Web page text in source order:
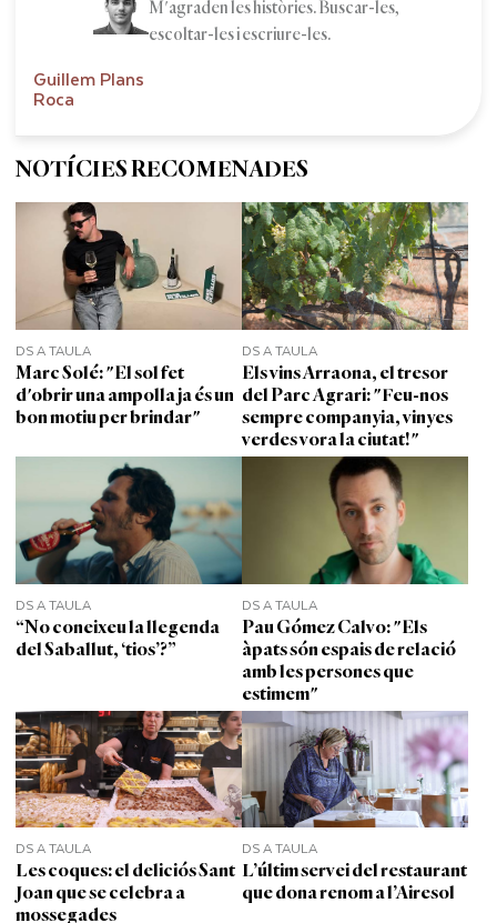
Guillem Plans
Roca
M'agraden les històries. Buscar-les,
escoltar-les i escriure-les.
NOTÍCIES RECOMENADES
DS A TAULA
Marc Solé: "El sol fet
d'obrir una ampolla ja és un
bon motiu per brindar"
DS A TAULA
Els vins Arraona, el tresor
del Parc Agrari: "Feu-nos
sempre companyia, vinyes
verdes vora la ciutat!"
DS A TAULA
“No coneixeu la llegenda
del Saballut, ‘tios’?”
DS A TAULA
Pau Gómez Calvo: "Els
àpats són espais de relació
amb les persones que
estimem"
DS A TAULA
Les coques: el deliciós Sant
Joan que se celebra a
mossegades
DS A TAULA
L’últim servei del restaurant
que dona renom a l’Airesol